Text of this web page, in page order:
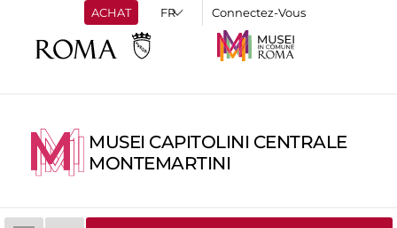
ACHAT Connectez-Vous
MUSEI CAPITOLINI CENTRALE
MONTEMARTINI